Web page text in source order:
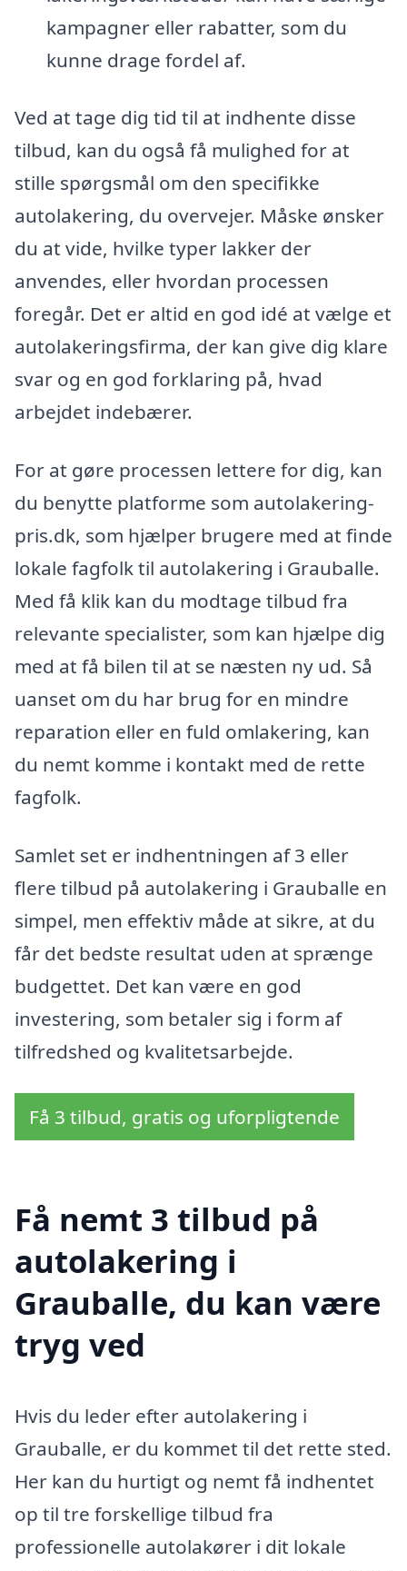
kampagner eller rabatter, som du
kunne drage fordel af.
Ved at tage dig tid til at indhente disse
tilbud, kan du også få mulighed for at
stille spørgsmål om den specifikke
autolakering, du overvejer. Måske ønsker
du at vide, hvilke typer lakker der
anvendes, eller hvordan processen
foregår. Det er altid en god idé at vælge et
autolakeringsfirma, der kan give dig klare
svar og en god forklaring på, hvad
arbejdet indebærer.
For at gøre processen lettere for dig, kan
du benytte platforme som autolakering-
pris.dk, som hjælper brugere med at finde
lokale fagfolk til autolakering i Grauballe.
Med få klik kan du modtage tilbud fra
relevante specialister, som kan hjælpe dig
med at få bilen til at se næsten ny ud. Så
uanset om du har brug for en mindre
reparation eller en fuld omlakering, kan
du nemt komme i kontakt med de rette
fagfolk.
Samlet set er indhentningen af 3 eller
flere tilbud på autolakering i Grauballe en
simpel, men effektiv måde at sikre, at du
får det bedste resultat uden at sprænge
budgettet. Det kan være en god
investering, som betaler sig i form af
tilfredshed og kvalitetsarbejde.
Få 3 tilbud, gratis og uforpligtende
Få nemt 3 tilbud på
autolakering i
Grauballe, du kan være
tryg ved
Hvis du leder efter autolakering i
Grauballe, er du kommet til det rette sted.
Her kan du hurtigt og nemt få indhentet
op til tre forskellige tilbud fra
professionelle autolakører i dit lokale